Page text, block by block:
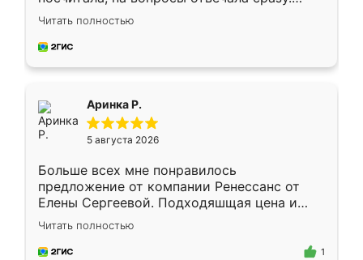
Замерщик приехал в субботу, подошёл к
делу со всей ответственностью. Собрали
за день, ребята работали аккуратно, даже
Читать полностью
Аринка Р.
5 августа 2026
Больше всех мне понравилось
предложение от компании Ренессанс от
Елены Сергеевой. Подходяшщая цена и
короткие сроки изготовления. Приехавший
для замера сотрудник Владислав
предложил по моему эскизу самый
Читать полностью
1